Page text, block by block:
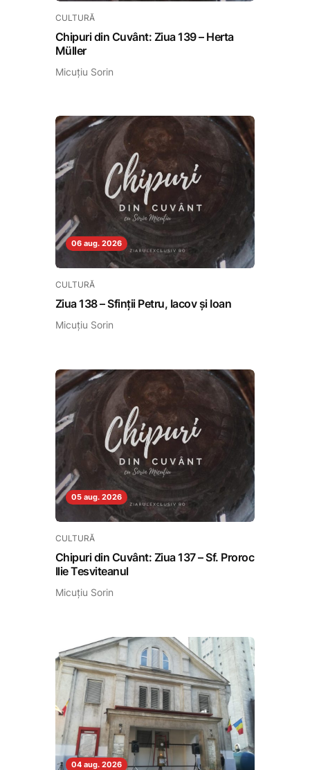
CULTURĂ
Chipuri din Cuvânt: Ziua 139 – Herta
Müller
Micuțiu Sorin
06 aug. 2026
CULTURĂ
Ziua 138 – Sfinții Petru, Iacov și Ioan
Micuțiu Sorin
05 aug. 2026
CULTURĂ
Chipuri din Cuvânt: Ziua 137 – Sf. Proroc
Ilie Tesviteanul
Micuțiu Sorin
04 aug. 2026